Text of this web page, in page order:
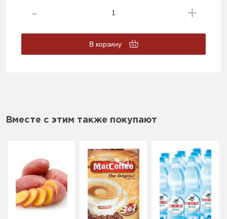
В корзину
Вместе с этим также покупают